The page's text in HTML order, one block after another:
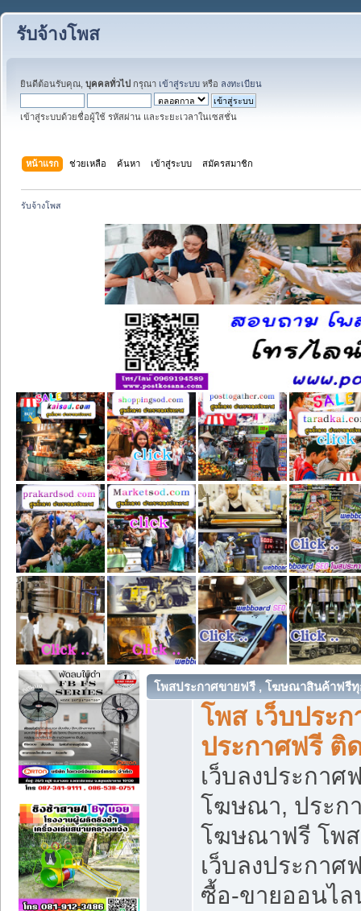
รับจ้างโพส
ยินดีต้อนรับคุณ, บุคคลทั่วไป กรุณา เข้าสู่ระบบ หรือ ลงทะเบียน
เข้าสู่ระบบด้วยชื่อผู้ใช้ รหัสผ่าน และระยะเวลาในเซสชั่น
หน้าแรก ช่วยเหลือ ค้นหา เข้าสู่ระบบ สมัครสมาชิก
รับจ้างโพส
โพสประกาศขายฟรี , โฆษณาสินค้าฟรี
โพส เว็บประก
ประกาศฟรี ติ
เว็บลงประกา
โฆษณา, ประก
โฆษณาฟรี โพส
เว็บลงประกา
ซื้อ-ขายออนไล